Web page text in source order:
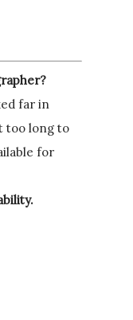
far in
too long to
for